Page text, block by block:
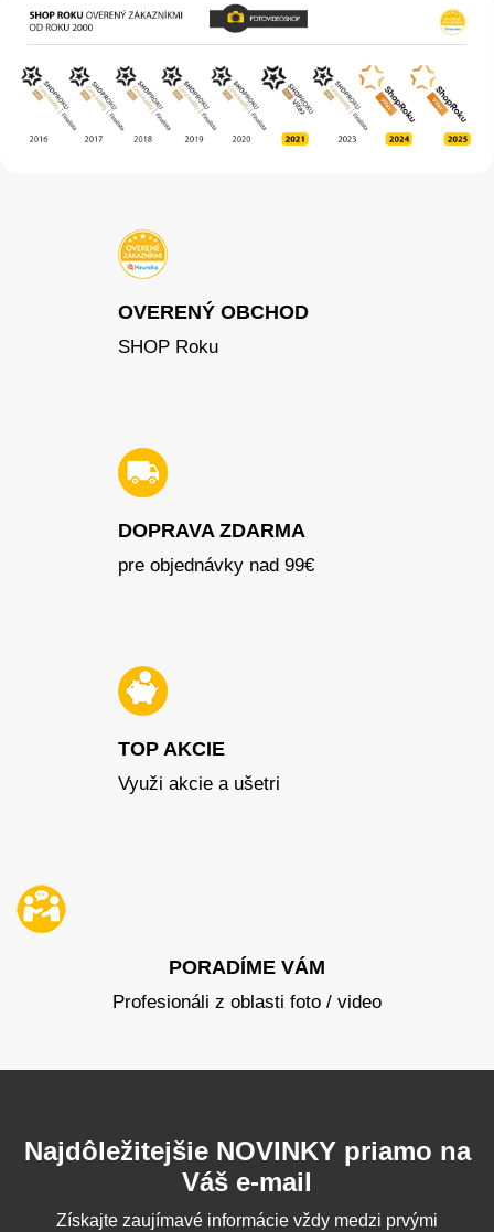
OVERENÝ OBCHOD
SHOP Roku
DOPRAVA ZDARMA
pre objednávky nad 99€
TOP AKCIE
Využi akcie a ušetri
PORADÍME VÁM
Profesionáli z oblasti foto / video
Najdôležitejšie NOVINKY priamo na
Váš e-mail
Získajte zaujímavé informácie vždy medzi prvými